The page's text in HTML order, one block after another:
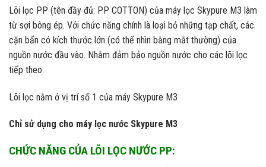
Lõi lọc PP (tên đầy đủ: PP COTTON) của máy lọc Skypure M3 làm
từ sợi bông ép. Với chức năng chính là loại bỏ những tạp chất, các
cặn bẩn có kích thước lớn (có thể nhìn bằng mắt thường) của
nguồn nước đầu vào. Nhằm đảm bảo nguồn nước cho các lõi lọc
tiếp theo.
Lõi lọc nằm ở vị trí số 1 của máy Skypure M3
Chỉ sử dụng cho máy lọc nước Skypure M3
CHỨC NĂNG CỦA LÕI LỌC NƯỚC PP: